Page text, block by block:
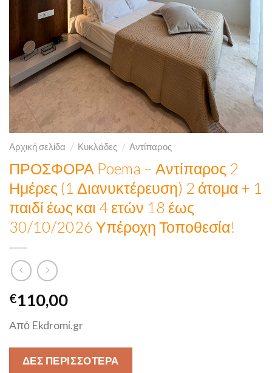
Αρχική σελίδα / Κυκλάδες / Αντίπαρος
ΠΡΟΣΦΟΡΑ Poema – Αντίπαρος 2
Ημέρες (1 Διανυκτέρευση) 2 άτομα + 1
παιδί έως και 4 ετών 18 έως
30/10/2026 Υπέροχη Τοποθεσία!
€110,00
Από Ekdromi.gr
ΔΕΣ ΠΕΡΙΣΣΟΤΕΡΑ